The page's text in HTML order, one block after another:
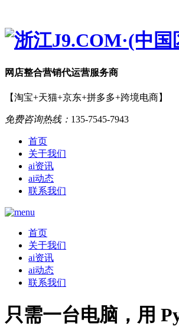
网店整合营销代运营服务商
【淘宝+天猫+京东+拼多多+跨境电商】
免费咨询热线： 135-7545-7943
首页
关于我们
ai资讯
ai动态
联系我们
首页
关于我们
ai资讯
ai动态
联系我们
只需一台电脑，用